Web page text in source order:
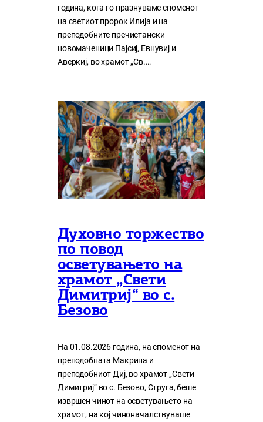
година, кога го празнуваме споменот
на светиот пророк Илија и на
преподобните пречистански
новомаченици Пајсиј, Евнувиј и
Аверкиј, во храмот „Св.…
Духовно торжество
по повод
осветувањето на
храмот „Свети
Димитриј“ во с.
Безово
На 01.08.2026 година, на споменот на
преподобната Макрина и
преподобниот Диј, во храмот „Свети
Димитриј“ во с. Безово, Струга, беше
извршен чинот на осветувањето на
храмот, на кој чиноначалствуваше